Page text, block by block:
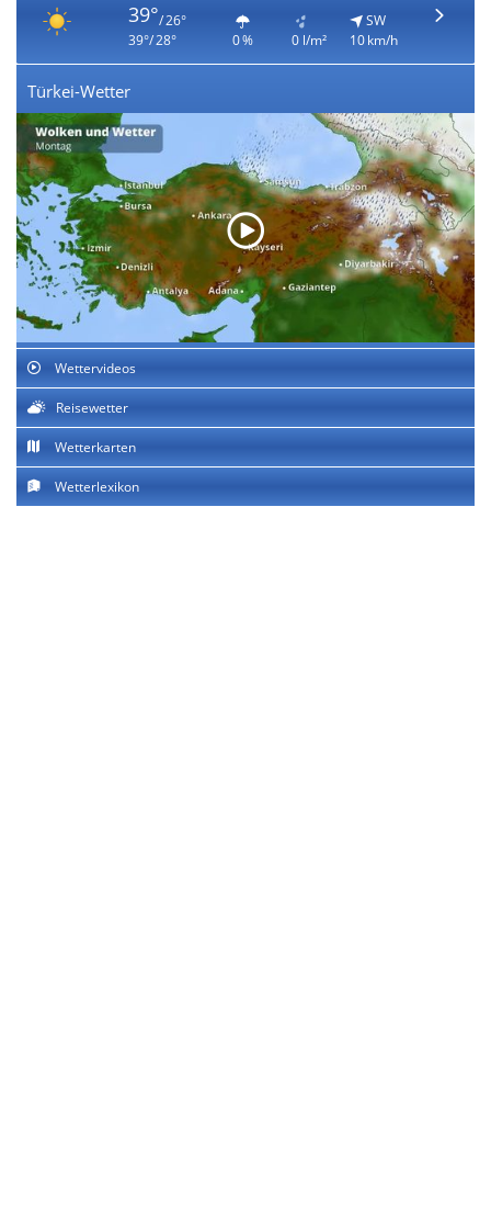
39°/ 26°
39°/ 28°
0 % 0 l/m²
SW
10 km/h
Türkei-Wetter
Wettervideos
Reisewetter
Wetterkarten
Wetterlexikon